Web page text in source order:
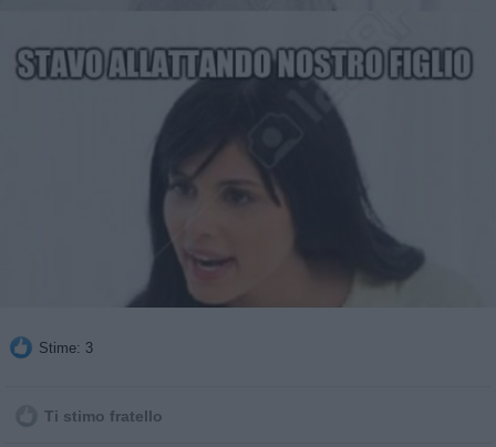
Stime: 3
Ti stimo fratello